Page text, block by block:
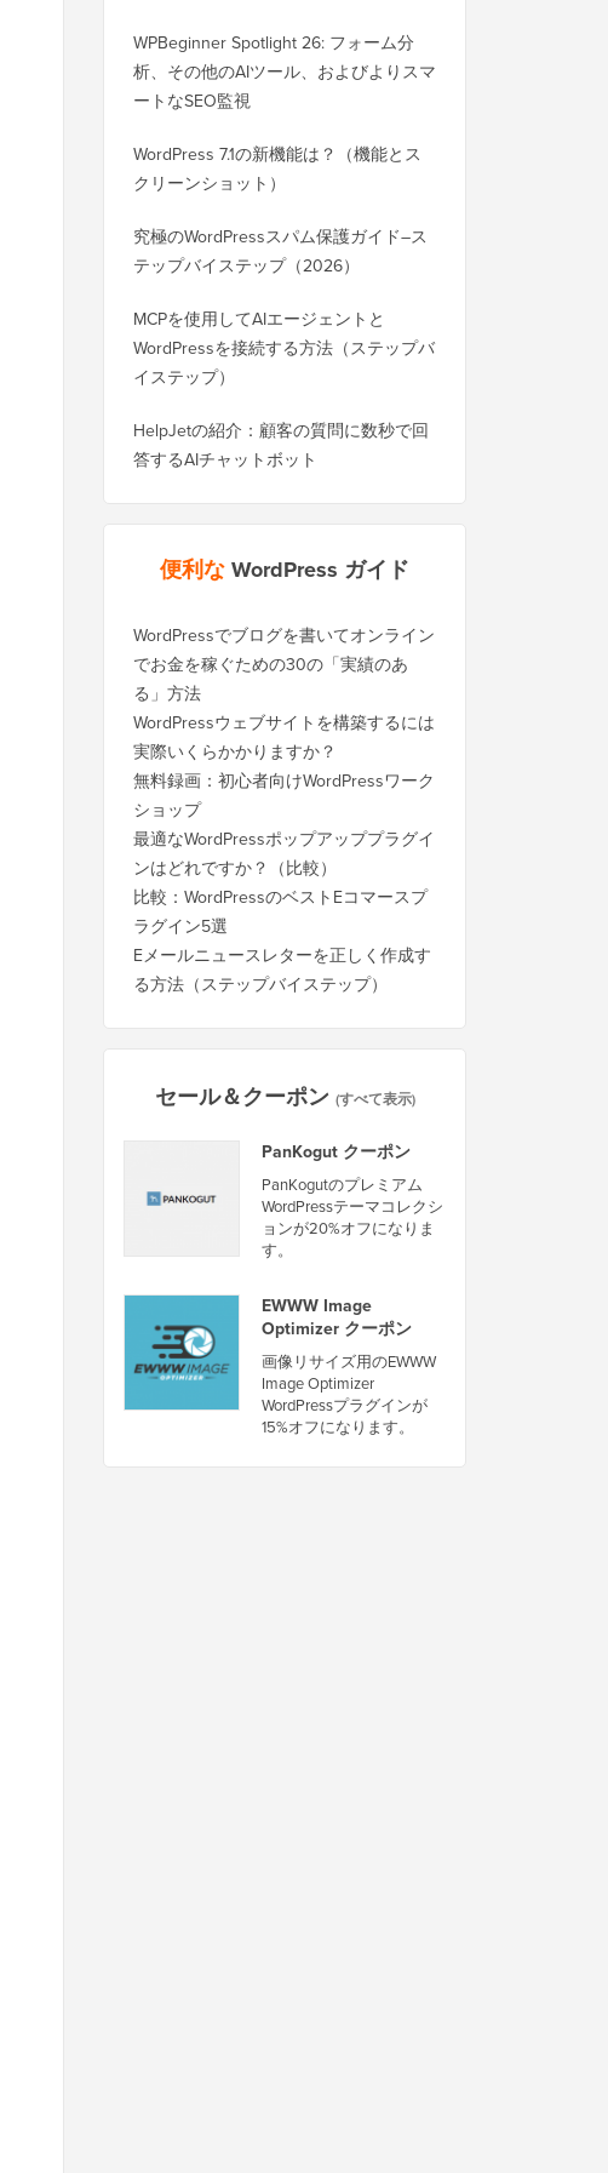
WPBeginner Spotlight 26: フォーム分
析、その他のAIツール、およびよりスマ
ートなSEO監視
WordPress 7.1の新機能は？（機能とス
クリーンショット）
究極のWordPressスパム保護ガイド–ス
テップバイステップ（2026）
MCPを使用してAIエージェントと
WordPressを接続する方法（ステップバ
イステップ）
HelpJetの紹介：顧客の質問に数秒で回
答するAIチャットボット
便利なWordPress ガイド
WordPressでブログを書いてオンライン
でお金を稼ぐための30の「実績のあ
る」方法
WordPressウェブサイトを構築するには
実際いくらかかりますか？
無料録画：初心者向けWordPressワーク
ショップ
最適なWordPressポップアッププラグイ
ンはどれですか？（比較）
比較：WordPressのベストEコマースプ
ラグイン5選
Eメールニュースレターを正しく作成す
る方法（ステップバイステップ）
セール＆クーポン (すべて表示)
PanKogut クーポン
PanKogutのプレミアム
WordPressテーマコレクシ
ョンが20%オフになりま
す。
EWWW Image
Optimizer クーポン
画像リサイズ用のEWWW
Image Optimizer
WordPressプラグインが
15%オフになります。